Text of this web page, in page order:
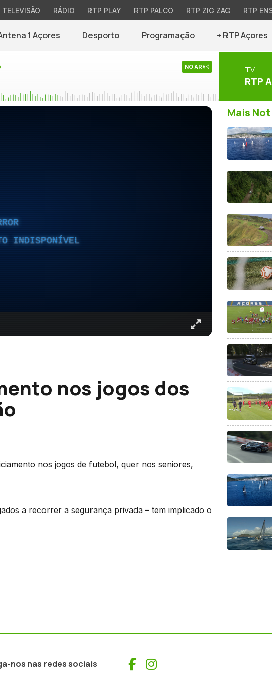
TELEVISÃO RÁDIO RTP PLAY RTP PALCO RTP ZIG ZAG RTP
1 Açores Desporto Programação + RTP Açores
NO AR TV
RTP
INDISPONÍVEL
nos jogos dos
nos jogos de futebol, quer nos seniores,
a recorrer a segurança privada – tem implicado o
Mais
nos nas redes sociais Facebook
Instagram